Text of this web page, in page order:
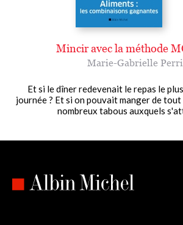
Mincir avec la méthode
Marie-Gabrielle
Et si le dîner redevenait le repas le
journée ? Et si on pouvait manger de tout
nombreux tabous auxquels